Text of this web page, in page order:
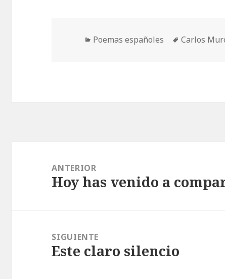
Categorías
Poemas españoles Etiquetas
Carlos
entradas
ANTERIOR
Entrada
Hoy has venido a
SIGUIENTE
Entrada
Este claro silencio